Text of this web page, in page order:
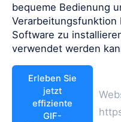
bequeme Bedienung
Software zu
verwendet werden
Erleben Sie
jetzt
effiziente
GIF-